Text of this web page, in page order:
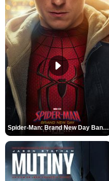
Spider-Man: Brand New Day Bande-annonce VO STFR